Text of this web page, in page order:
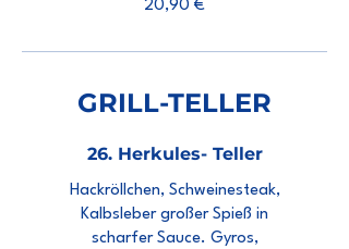
20,90 €
GRILL-TELLER
26. Herkules- Teller
Hackröllchen, Schweinesteak,
Kalbsleber großer Spieß in
scharfer Sauce. Gyros,